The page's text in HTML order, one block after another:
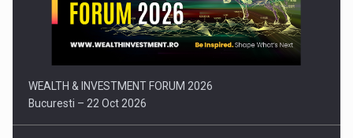
Comunicat de presa: Joburile part-time reincep sa intre pe…
WEALTH & INVESTMENT FORUM 2026
Bucuresti – 22 Oct 2026